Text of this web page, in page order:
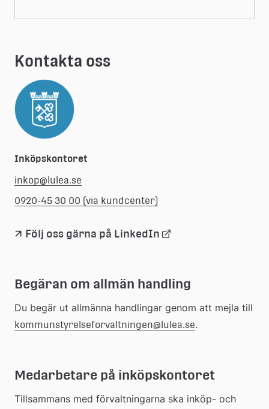
Kontakta oss
Inköpskontoret
inkop@lulea.se
0920-45 30 00 (via kundcenter)
Följ oss gärna på LinkedIn Länk
extern
webbplats
Begäran om allmän handling
kommunstyrelseforvaltningen@lulea.se.
Medarbetare på inköpskontoret
Tillsammans med förvaltningarna ska inköp- och